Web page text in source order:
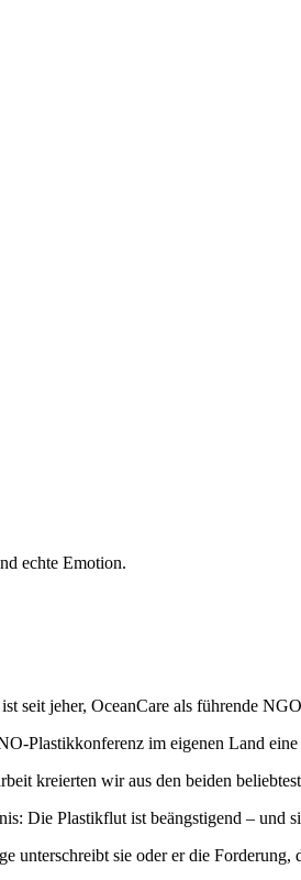
echte Emotion.
seit jeher, OceanCare als führende
Plastikkonferenz im eigenen Land eine
kreierten wir aus den beiden
Die Plastikflut ist beängstigend – und
sie oder er die Forderung,